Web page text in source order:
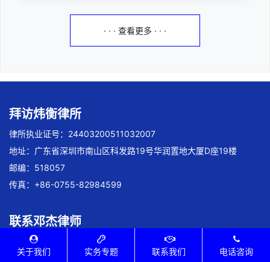
· · · 查看更多 · · ·
拜访炜衡律所
律所执业证号：24403200511032007
地址：广东省深圳市南山区科发路19号华润置地大厦D座19楼
邮编：518057
传真：+86-0755-82984599
联系邓杰律师
律师执业证号：14403201810022100
手机：+86-13715198118
关于我们 实务专题 联系我们 电话咨询